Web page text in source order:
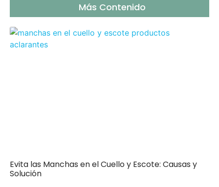
Más Contenido
Evita las Manchas en el Cuello y Escote: Causas y
Solución